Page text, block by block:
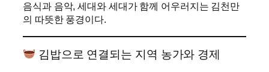
음식과 음악, 세대와 세대가 함께 어우러지는 김천만
의 따뜻한 풍경이다.
김밥으로 연결되는 지역 농가와 경제